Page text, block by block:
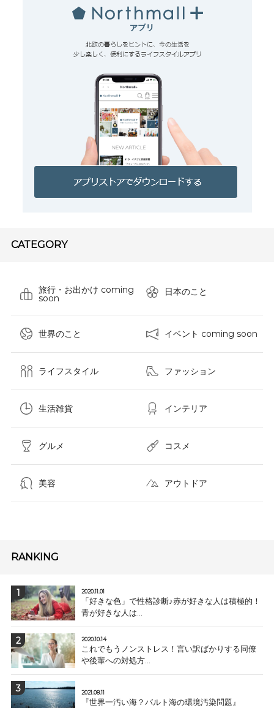
CATEGORY
旅行・お出かけ coming
soon
日本のこと
世界のこと イベント coming soon
ライフスタイル ファッション
生活雑貨 インテリア
グルメ コスメ​
美容 アウトドア
RANKING
2020.11.01
「好きな色」で性格診断♪赤が好きな人は積極的！
青が好きな人は...
2020.10.14
これでもうノンストレス！言い訳ばかりする同僚
や後輩への対処方...
2021.08.11
『世界一汚い海？バルト海の環境汚染問題』